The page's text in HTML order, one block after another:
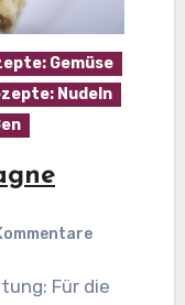
Gemüse
Nudeln